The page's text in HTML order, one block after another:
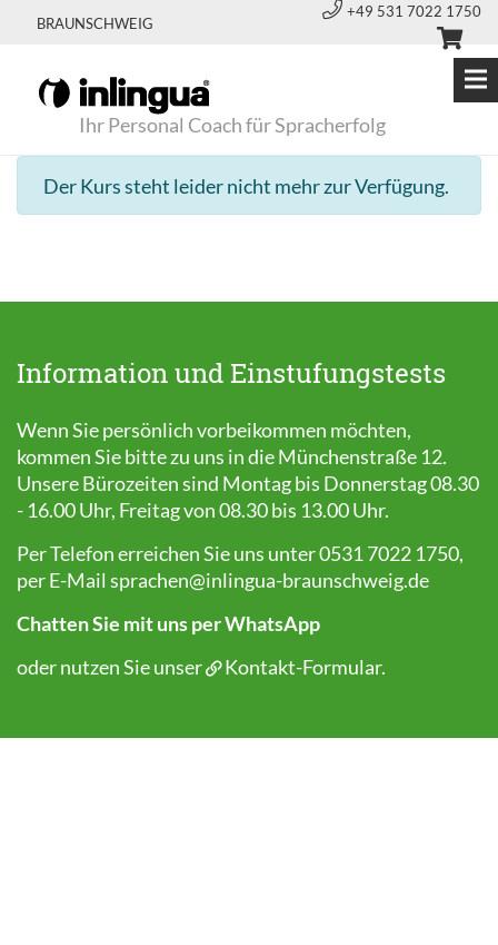
BRAUNSCHWEIG
+49 531 7022 1750
Ihr Personal Coach für Spracherfolg
Der Kurs steht leider nicht mehr zur Verfügung.
Information und Einstufungstests
Wenn Sie persönlich vorbeikommen möchten,
kommen Sie bitte zu uns in die Münchenstraße 12.
Unsere Bürozeiten sind Montag bis Donnerstag 08.30
- 16.00 Uhr, Freitag von 08.30 bis 13.00 Uhr.
Per Telefon erreichen Sie uns unter 0531 7022 1750,
per E-Mail sprachen@inlingua-braunschweig.de
Chatten Sie mit uns per WhatsApp
oder nutzen Sie unser
Kontakt-Formular.